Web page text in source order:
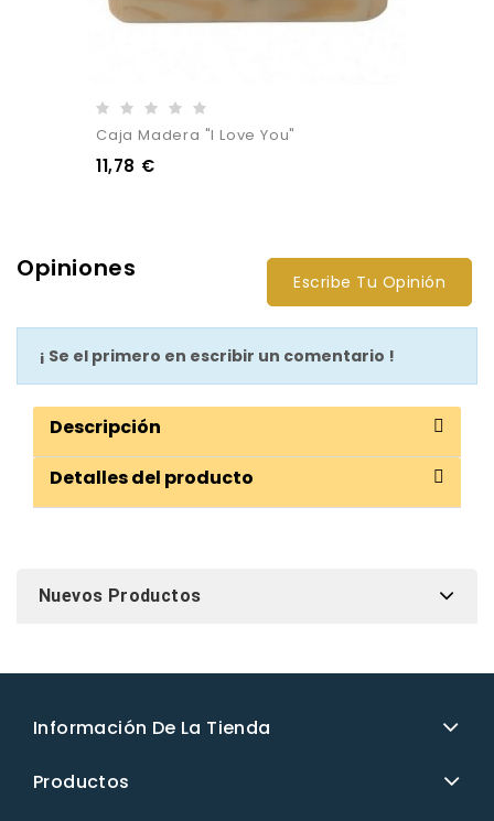
Caja Madera "I Love You"
11,78 €
Opiniones Escribe Tu Opinión
¡ Se el primero en escribir un comentario !
Descripción
Detalles del producto
Nuevos Productos
Información De La Tienda
Productos